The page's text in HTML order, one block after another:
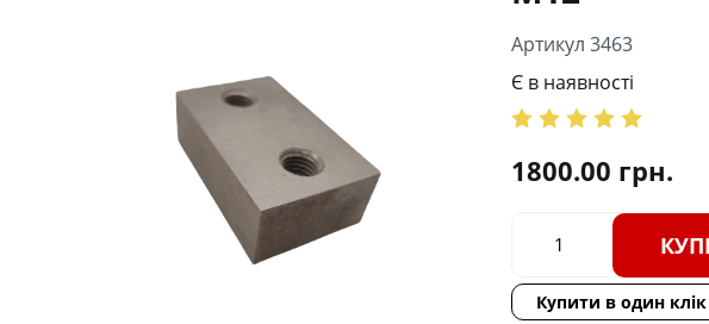
Артикул 3463
Є в наявності
1800.00 грн.
Купити в один клік